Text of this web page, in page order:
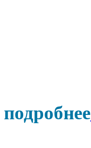
подробнее